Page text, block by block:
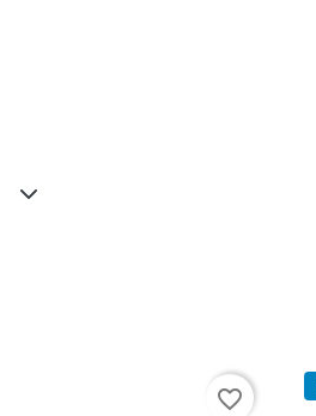
favorite_border